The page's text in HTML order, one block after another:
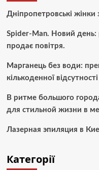
Дніпропетровські жінки
Spider-Man. Новий день:
продає повітря.
Марганець без води:
кількоденної
В ритме большого
для стильной жизни в
Лазерная эпиляция в
Категорії